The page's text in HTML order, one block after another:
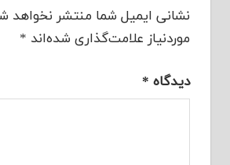
نشانی ایمیل شما منتشر نخواهد
موردنیاز علامت‌گذاری شده‌اند *
دیدگاه *